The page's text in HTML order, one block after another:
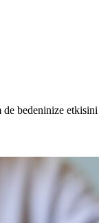
bedeninize etkisini